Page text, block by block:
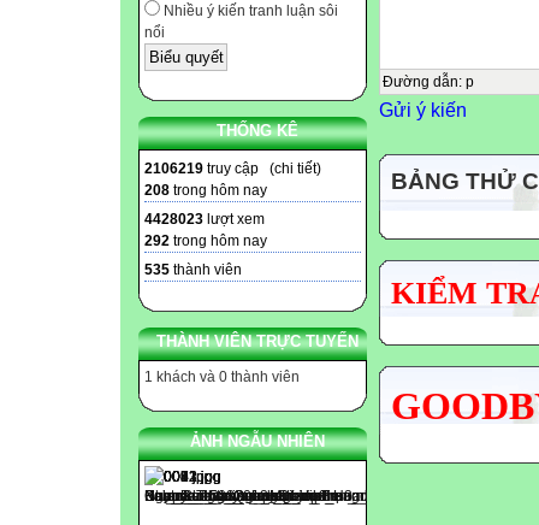
Nhiều ý kiến tranh luận sôi
nổi
THỐNG KÊ
2106219 truy cập (chi tiết)
208 trong hôm nay
4428023 lượt xem
292 trong hôm nay
535 thành viên
THÀNH VIÊN TRỰC TUYẾN
1 khách và 0 thành viên
ẢNH NGẪU NHIÊN
Đường dẫn: p
Gửi ý kiến
BẢNG THỬ
KIỂM